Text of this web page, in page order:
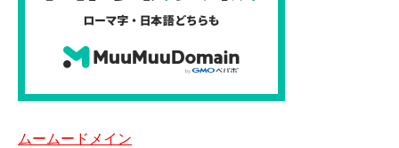
ムームードメイン